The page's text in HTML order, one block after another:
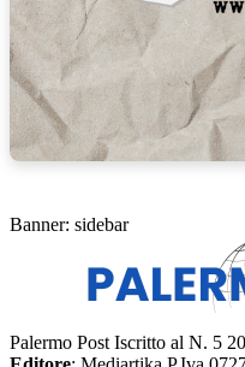
Banner: sidebar
Palermo Post Iscritto al N. 5